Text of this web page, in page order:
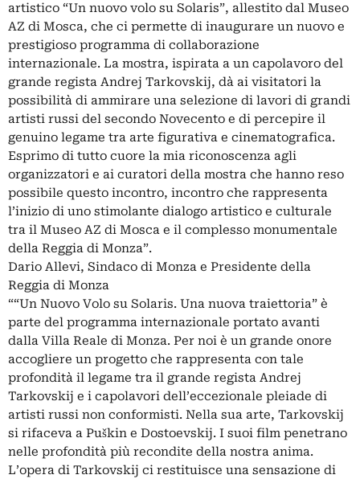
artistico “Un nuovo volo su Solaris”, allestito dal Museo
AZ di Mosca, che ci permette di inaugurare un nuovo e
prestigioso programma di collaborazione
internazionale. La mostra, ispirata a un capolavoro del
grande regista Andrej Tarkovskij, dà ai visitatori la
possibilità di ammirare una selezione di lavori di grandi
artisti russi del secondo Novecento e di percepire il
genuino legame tra arte figurativa e cinematografica.
Esprimo di tutto cuore la mia riconoscenza agli
organizzatori e ai curatori della mostra che hanno reso
possibile questo incontro, incontro che rappresenta
l’inizio di uno stimolante dialogo artistico e culturale
tra il Museo AZ di Mosca e il complesso monumentale
della Reggia di Monza”.
Dario Allevi, Sindaco di Monza e Presidente della
Reggia di Monza
““Un Nuovo Volo su Solaris. Una nuova traiettoria” è
parte del programma internazionale portato avanti
dalla Villa Reale di Monza. Per noi è un grande onore
accogliere un progetto che rappresenta con tale
profondità il legame tra il grande regista Andrej
Tarkovskij e i capolavori dell’eccezionale pleiade di
artisti russi non conformisti. Nella sua arte, Tarkovskij
si rifaceva a Puškin e Dostoevskij. I suoi film penetrano
nelle profondità più recondite della nostra anima.
L’opera di Tarkovskij ci restituisce una sensazione di